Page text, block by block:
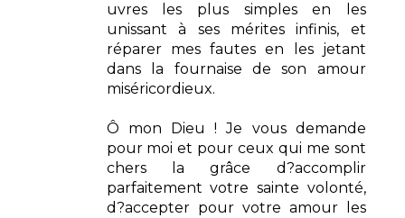
uvres les plus simples en les
unissant à ses mérites infinis, et
réparer mes fautes en les jetant
dans la fournaise de son amour
miséricordieux.
Ô mon Dieu ! Je vous demande
pour moi et pour ceux qui me sont
chers la grâce d?accomplir
parfaitement votre sainte volonté,
d?accepter pour votre amour les